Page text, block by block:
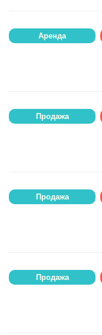
Аренда
Продажа
Продажа
Продажа